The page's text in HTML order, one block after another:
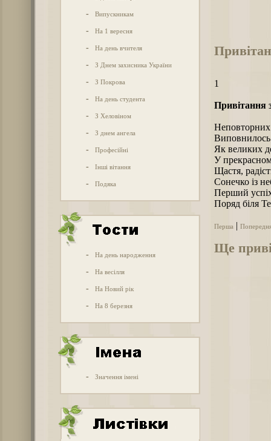
- Випускникам
- На 1 вересня
- На день вчителя
- З Днем захисника України
- З Покрова
- На день студента
- З Хеловіном
- З днем ангела
- Професійні
- Інші вітання
- Подяка
- На день народження
- На весілля
- На Новий рік
- На 8 березня
- Значення імені
1
Привітання
Неповторних
Виповнилось
Як великих
У
Щастя,
Сонечко із
Перший
Поряд біля
Перша
Ще